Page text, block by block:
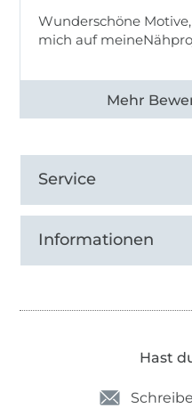
Wunderschöne Motive,
mich auf
Alle 82990
Service
Informationen
Hast